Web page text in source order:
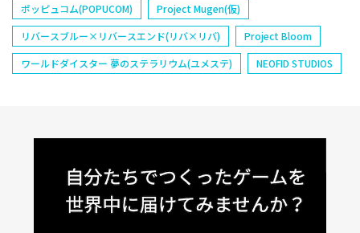
ポッピュコム(POPUCOM)
Project Mugen(仮)
リバースブルー×リバースエンド(リバ×リバ)
Project Bloom
ワールドダイスター 夢のステラリウム(ユメステ)
NEOFID STUDIOS